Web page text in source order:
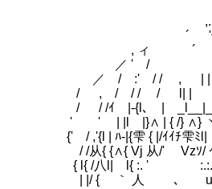
,. ---
´ '^Y´
, ィ ´ |
／ ' / | /^) ／
／ / :' / / , | |
/ , / / / / l| |
/ / /ｲ |-{l､ |
' ' | |l |}∧ | { /} ∧}
{' / ,'{l | ﾊ-|{雫 { |/ｲｲ
/ /从{ {∧{ Vj 从/' Vzｿ/
{ l{ /八l| l{ :. ' :.:.:.: ﾑ
| |/ { ｀ 人 ､